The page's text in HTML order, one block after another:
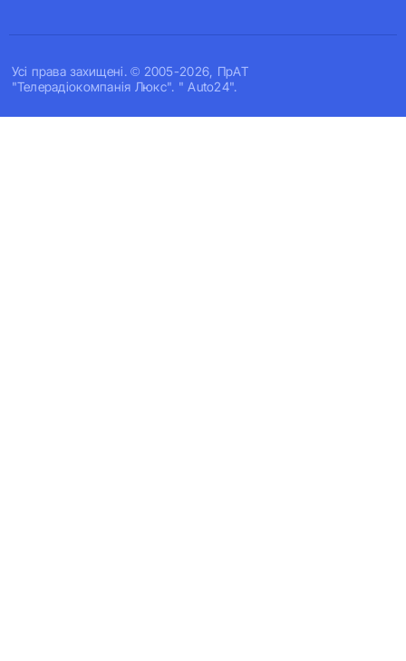
Усi права захищенi. © 2005-2026, ПрАТ
"Телерадіокомпанія Люкс". " Auto24".